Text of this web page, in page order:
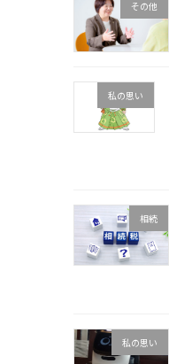
その他
私の思い
相続
私の思い